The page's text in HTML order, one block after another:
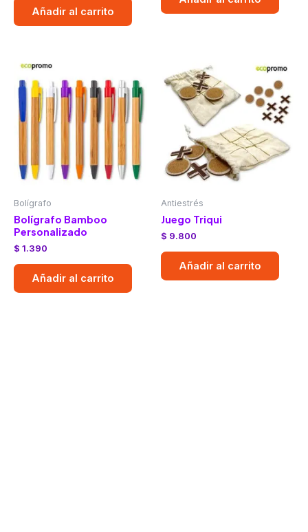
Añadir al carrito
Bolígrafo
Bolígrafo Bamboo
Personalizado
$ 1.390
Añadir al carrito
Antiestrés
Juego Triqui
$ 9.800
Añadir al carrito